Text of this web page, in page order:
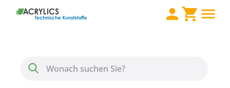
Direkt zum Inhalt
Menü